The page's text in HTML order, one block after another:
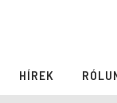
HÍREK